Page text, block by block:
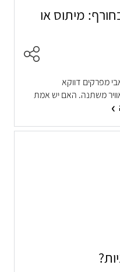
מיתוס או
מפרקים דווקא
משתנה. האם יש אמת